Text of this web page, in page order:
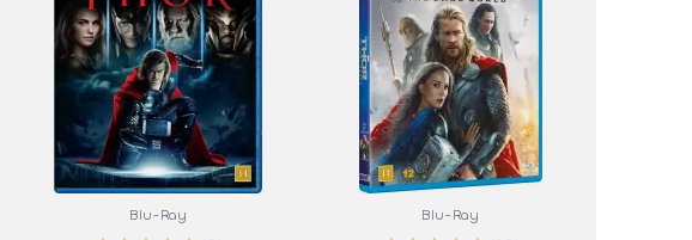
Blu-Ray Blu-Ray